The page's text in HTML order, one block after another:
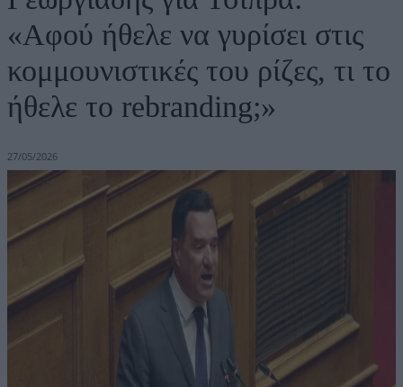
«Αφού ήθελε να γυρίσει στις
κομμουνιστικές του ρίζες, τι το
ήθελε το rebranding;»
27/05/2026